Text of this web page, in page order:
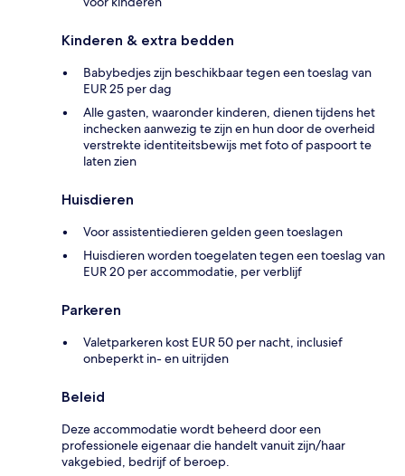
Kinderen & extra bedden
Babybedjes zijn beschikbaar tegen een toeslag van
EUR 25 per dag
Alle gasten, waaronder kinderen, dienen tijdens het
inchecken aanwezig te zijn en hun door de overheid
verstrekte identiteitsbewijs met foto of paspoort te
laten zien
Huisdieren
Voor assistentiedieren gelden geen toeslagen
Huisdieren worden toegelaten tegen een toeslag van
EUR 20 per accommodatie, per verblijf
Parkeren
Valetparkeren kost EUR 50 per nacht, inclusief
onbeperkt in- en uitrijden
Beleid
Deze accommodatie wordt beheerd door een
professionele eigenaar die handelt vanuit zijn/haar
vakgebied, bedrijf of beroep.